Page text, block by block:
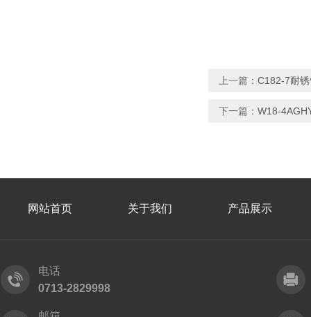
上一篇： C182-7耐
下一篇： W18-
网站首页 关于我们 产品展示
电话
0713-2829998